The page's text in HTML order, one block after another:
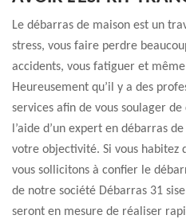
Le débarras de maison est un
stress, vous faire perdre
accidents, vous fatiguer et
Heureusement qu’il y a des
services afin de vous soulager
l’aide d’un expert en débarras
votre objectivité. Si vous habitez
vous sollicitons à confier le
de notre société Débarras 31
seront en mesure de réaliser